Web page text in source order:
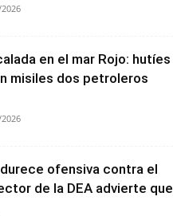
en el mar Rojo: hutíes
misiles dos petroleros
ofensiva contra el
de la DEA advierte que